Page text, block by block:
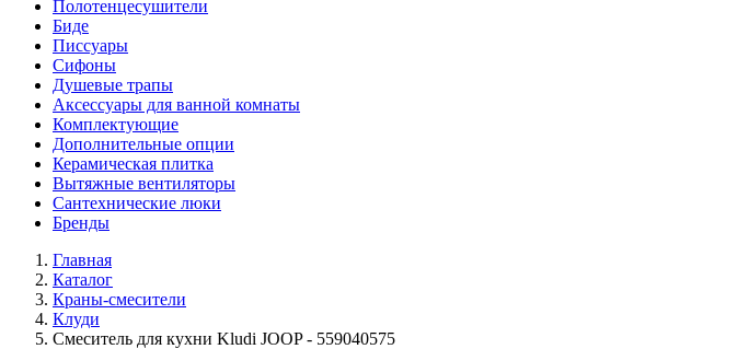
Полотенцесушители
Биде
Писсуары
Сифоны
Душевые трапы
Аксессуары для ванной комнаты
Комплектующие
Дополнительные опции
Керамическая плитка
Вытяжные вентиляторы
Сантехнические люки
Бренды
Главная
Каталог
Краны-смесители
Клуди
Смеситель для кухни Kludi JOOP - 559040575